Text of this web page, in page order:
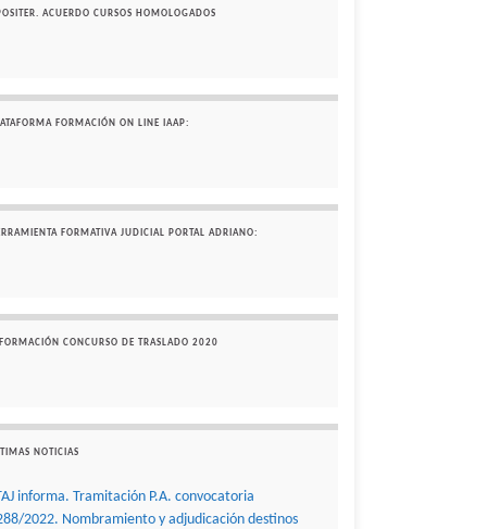
ACUERDO CURSOS HOMOLOGADOS
FORMACIÓN ON LINE IAAP:
FORMATIVA JUDICIAL PORTAL ADRIANO:
CONCURSO DE TRASLADO 2020
NOTICIAS
informa. Tramitación P.A. convocatoria
2022. Nombramiento y adjudicación destinos